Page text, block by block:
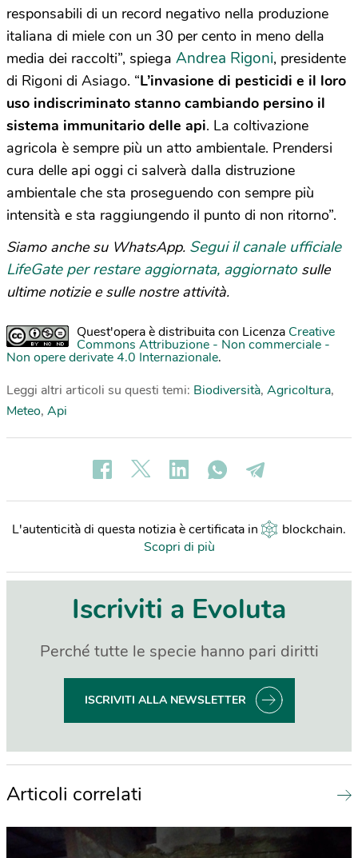
responsabili di un record negativo nella produzione
italiana di miele con un 30 per cento in meno della
media dei raccolti”, spiega Andrea Rigoni, presidente
di Rigoni di Asiago. “L’invasione di pesticidi e il loro
uso indiscriminato stanno cambiando persino il
sistema immunitario delle api. La coltivazione
agricola è sempre più un atto ambientale. Prendersi
cura delle api oggi ci salverà dalla distruzione
ambientale che sta proseguendo con sempre più
intensità e sta raggiungendo il punto di non ritorno”.
Siamo anche su WhatsApp. Segui il canale ufficiale
LifeGate per restare aggiornata, aggiornato sulle
ultime notizie e sulle nostre attività.
Quest'opera è distribuita con Licenza Creative
Commons Attribuzione - Non commerciale -
Non opere derivate 4.0 Internazionale.
Leggi altri articoli su questi temi: Biodiversità, Agricoltura,
Meteo, Api
L'autenticità di questa notizia è certificata in blockchain.
Scopri di più
Iscriviti a Evoluta
Perché tutte le specie hanno pari diritti
ISCRIVITI ALLA NEWSLETTER
Articoli correlati